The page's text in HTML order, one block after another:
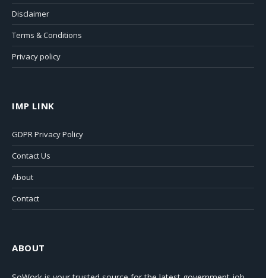
Disclaimer
Terms & Conditions
Privacy policy
IMP LINK
GDPR Privacy Policy
Contact Us
About
Contact
ABOUT